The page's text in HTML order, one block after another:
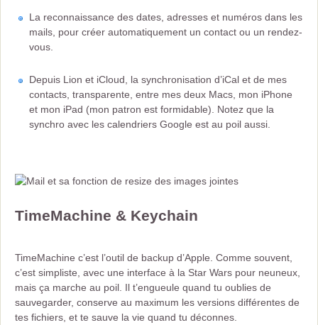
La reconnaissance des dates, adresses et numéros dans les
mails, pour créer automatiquement un contact ou un rendez-
vous.
Depuis Lion et iCloud, la synchronisation d’iCal et de mes
contacts, transparente, entre mes deux Macs, mon iPhone
et mon iPad (mon patron est formidable). Notez que la
synchro avec les calendriers Google est au poil aussi.
TimeMachine & Keychain
TimeMachine c’est l’outil de backup d’Apple. Comme souvent,
c’est simpliste, avec une interface à la Star Wars pour neuneux,
mais ça marche au poil. Il t’engueule quand tu oublies de
sauvegarder, conserve au maximum les versions différentes de
tes fichiers, et te sauve la vie quand tu déconnes.